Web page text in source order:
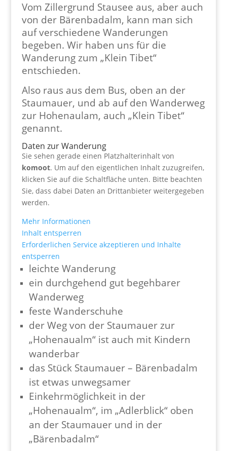
Vom Zillergrund Stausee aus, aber auch
von der Bärenbadalm, kann man sich
auf verschiedene Wanderungen
begeben. Wir haben uns für die
Wanderung zum „Klein Tibet“
entschieden.
Also raus aus dem Bus, oben an der
Staumauer, und ab auf den Wanderweg
zur Hohenaulam, auch „Klein Tibet“
genannt.
Daten zur Wanderung
Sie sehen gerade einen Platzhalterinhalt von
komoot. Um auf den eigentlichen Inhalt zuzugreifen,
klicken Sie auf die Schaltfläche unten. Bitte beachten
Sie, dass dabei Daten an Drittanbieter weitergegeben
werden.
Mehr Informationen
Inhalt entsperren
Erforderlichen Service akzeptieren und Inhalte
entsperren
leichte Wanderung
ein durchgehend gut begehbarer
Wanderweg
feste Wanderschuhe
der Weg von der Staumauer zur
„Hohenaualm“ ist auch mit Kindern
wanderbar
das Stück Staumauer – Bärenbadalm
ist etwas unwegsamer
Einkehrmöglichkeit in der
„Hohenaualm“, im „Adlerblick“ oben
an der Staumauer und in der
„Bärenbadalm“